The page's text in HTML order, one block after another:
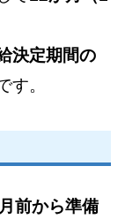
決定期間の
す。
前から準備